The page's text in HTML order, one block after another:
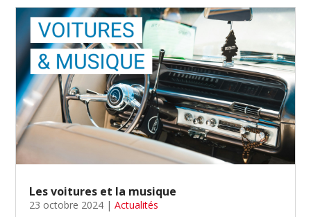
Les voitures et la musique
23 octobre 2024 |Actualités